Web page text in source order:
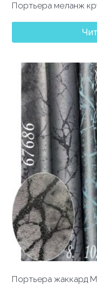
Портьера меланж
Портьера жаккард